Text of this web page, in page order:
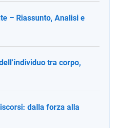
– Riassunto, Analisi e
tra corpo,
dalla forza alla